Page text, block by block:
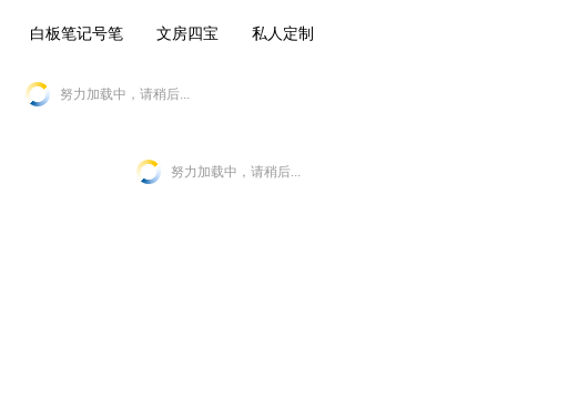
白板笔记号笔 文房四宝 私人定制
努力加载中，请稍后...
努力加载中，请稍后...